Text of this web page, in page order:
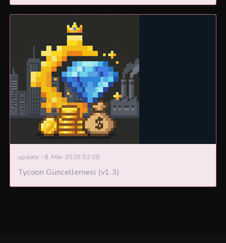
update - 8. Mär 2026 02:08
Tycoon Güncellemesi (v1.3)